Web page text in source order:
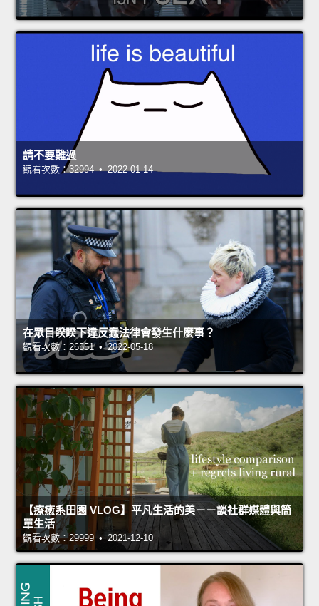
請不要難過
觀看次數：32994 • 2022-01-14
在眾目睽睽下違反蠢法律會發生什麼事？
觀看次數：26551 • 2022-05-18
【療癒系田園 VLOG】平凡生活的美－－談社群媒體與簡
單生活
觀看次數：29999 • 2021-12-10